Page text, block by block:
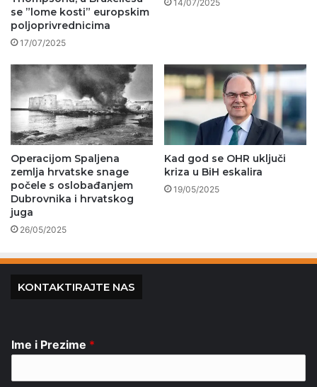
se ”lome kosti” europskim
poljoprivrednicima
17/07/2025
14/07/2025
Operacijom Spaljena
zemlja hrvatske snage
počele s oslobađanjem
Dubrovnika i hrvatskog
juga
26/05/2025
Kad god se OHR uključi
kriza u BiH eskalira
19/05/2025
KONTAKTIRAJTE NAS
Ime i Prezime *